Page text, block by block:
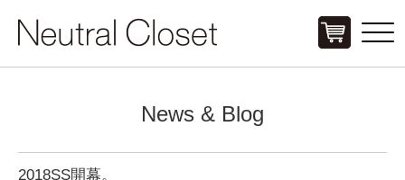
Click
News & Blog
2018SS開幕。